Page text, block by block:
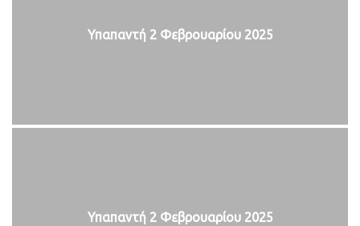
Υπαπαντή 2 Φεβρουαρίου 2025
Υπαπαντή 2 Φεβρουαρίου 2025